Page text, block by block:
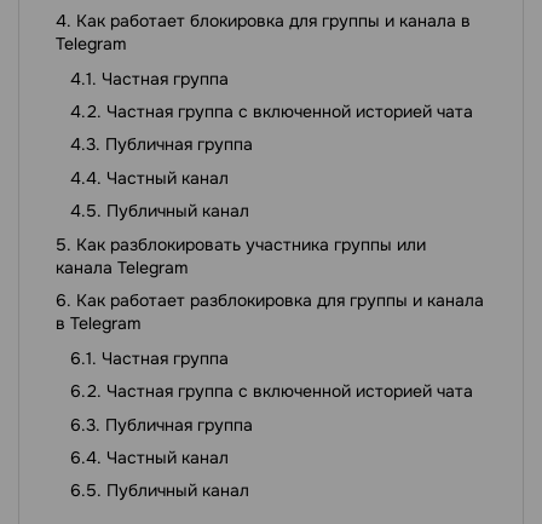
Как работает блокировка для группы и канала в
Telegram
Частная группа
Частная группа с включенной историей чата
Публичная группа
Частный канал
Публичный канал
Как разблокировать участника группы или
канала Telegram
Как работает разблокировка для группы и канала
в Telegram
Частная группа
Частная группа с включенной историей чата
Публичная группа
Частный канал
Публичный канал